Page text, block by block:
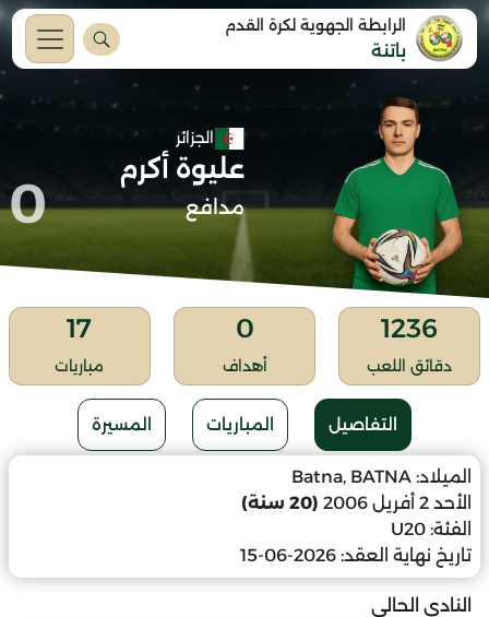
الرابطة الجهوية لكرة القدم
باتنة
الجزائر
عليوة أكرم
مدافع 0
1236
دقائق اللعب
0
أهداف
17
مباريات
التفاصيل المباريات المسيرة
الميلاد: Batna, BATNA
الأحد 2 أفريل 2006
(20 سنة)
الفئة: U20
تاريخ نهاية العقد: 2026-06-15
النادي الحالي